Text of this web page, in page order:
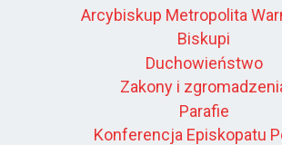
Arcybiskup Metropolita
Biskupi
Duchowieństwo
Zakony i
Parafie
Konferencja Episkopatu